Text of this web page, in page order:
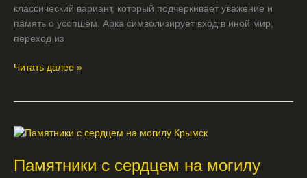
классический вариант, который подчеркивает уважение и
память о усопшем. Арка символизирует вход в иной мир,
переход из
Читать далее »
Памятники с сердцем на могилу
Памятники
сердцем